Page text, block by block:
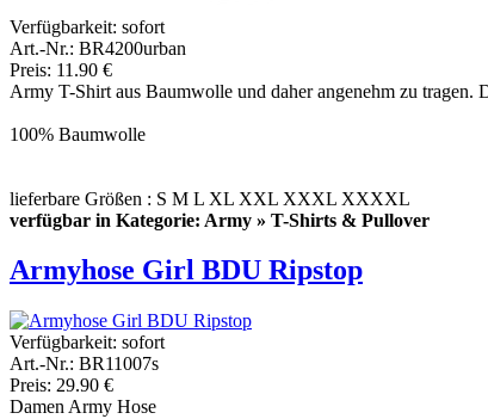
Verfügbarkeit: sofort
Art.-Nr.: BR4200urban
Preis: 11.90 €
Army T-Shirt aus Baumwolle und daher angenehm zu tragen.
100% Baumwolle
lieferbare Größen : S M L XL XXL XXXL XXXXL
verfügbar in Kategorie: Army » T-Shirts & Pullover
Armyhose Girl BDU Ripstop
Verfügbarkeit: sofort
Art.-Nr.: BR11007s
Preis: 29.90 €
Damen Army Hose